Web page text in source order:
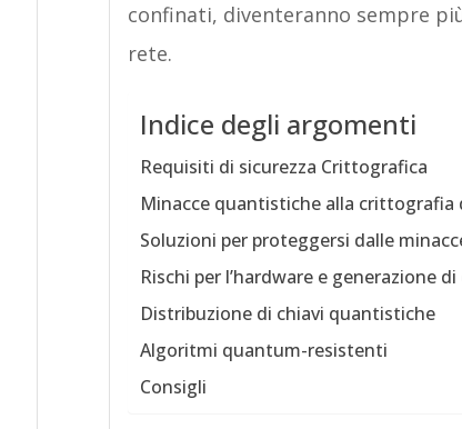
confinati, diventeranno sempre
rete.
Indice degli argomenti
Requisiti di sicurezza Crittografica
Minacce quantistiche alla crittografia
Soluzioni per proteggersi dalle
Rischi per l’hardware e generazione
Distribuzione di chiavi quantistiche
Algoritmi quantum-resistenti
Consigli